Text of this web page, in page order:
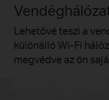
Lehetővé teszi a
különálló Wi-Fi
megvédve az ön